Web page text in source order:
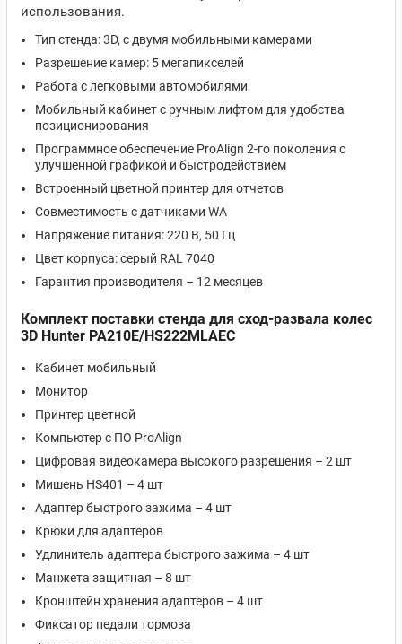
использования.
Тип стенда: 3D, с двумя мобильными камерами
Разрешение камер: 5 мегапикселей
Работа с легковыми автомобилями
Мобильный кабинет с ручным лифтом для удобства
позиционирования
Программное обеспечение ProAlign 2-го поколения с
улучшенной графикой и быстродействием
Встроенный цветной принтер для отчетов
Совместимость с датчиками WA
Напряжение питания: 220 В, 50 Гц
Цвет корпуса: серый RAL 7040
Гарантия производителя – 12 месяцев
Комплект поставки стенда для сход-развала колес
3D Hunter PA210E/HS222MLAEC
Кабинет мобильный
Монитор
Принтер цветной
Компьютер с ПО ProAlign
Цифровая видеокамера высокого разрешения – 2 шт
Мишень HS401 – 4 шт
Адаптер быстрого зажима – 4 шт
Крюки для адаптеров
Удлинитель адаптера быстрого зажима – 4 шт
Манжета защитная – 8 шт
Кронштейн хранения адаптеров – 4 шт
Фиксатор педали тормоза